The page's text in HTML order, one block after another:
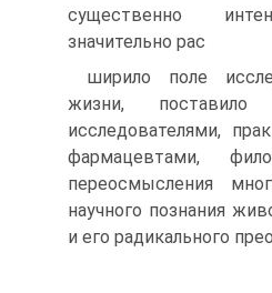
существенно
значительно рас­
ширило поле
жизни,
исследователями,
фармацев­тами,
переосмысления
научного познания
и его ради­кального